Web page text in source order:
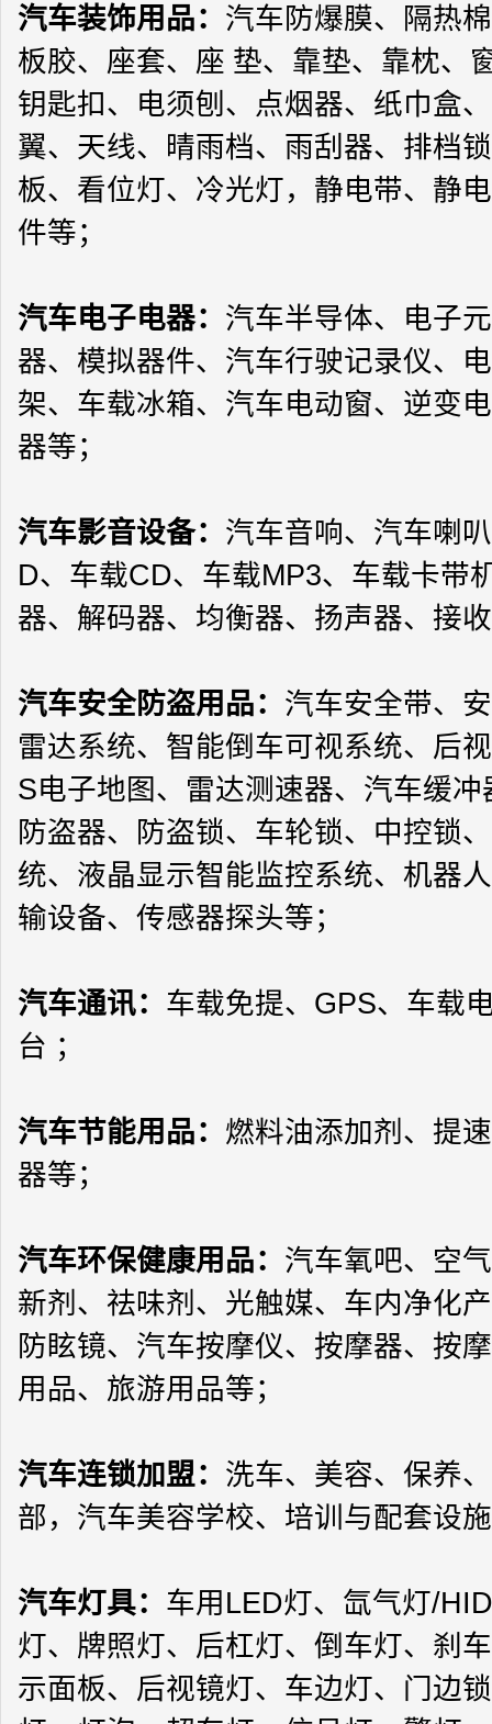
汽车装饰用品： 汽车防爆膜、隔热
板胶、座套、座 垫、靠垫、靠枕、
钥匙扣、电须刨、点烟器、纸巾盒
翼、天线、晴雨档、雨刮器、排档
板、看位灯、冷光灯，静电带、静
件等；
汽车电子电器： 汽车半导体、电子
器、模拟器件、汽车行驶记录仪、
架、车载冰箱、汽车电动窗、逆变
器等；
汽车影音设备： 汽车音响、汽车喇
D、车载CD、车载MP3、车载卡带
器、解码器、均衡器、扬声器、接
汽车安全防盗用品： 汽车安全带、
雷达系统、智能倒车可视系统、后
S电子地图、雷达测速器、汽车缓
防盗器、防盗锁、车轮锁、中控锁
统、液晶显示智能监控系统、机器
输设备、传感器探头等；
汽车通讯： 车载免提、 GPS、车载
台 ；
汽车节能用品： 燃料油添加剂、提
器等；
汽车环保健康用品： 汽车氧吧、空
新剂、祛味剂、光触媒、车内净化
防眩镜、汽车按摩仪、按摩器、按
用品、旅游用品等；
汽车连锁加盟 ： 洗车、美容、保养
部，汽车美容学校、培训与配套设
汽车灯具： 车用 LED灯、氙气灯/HID
灯、牌照灯、后杠灯、倒车灯、刹
示面板、后视镜灯、车边灯、门边